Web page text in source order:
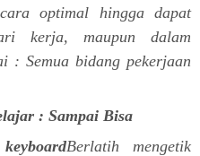
optimal hingga dapat
kerja, maupun dalam
: Semua bidang pekerjaan
: Sampai Bisa
Berlatih mengetik